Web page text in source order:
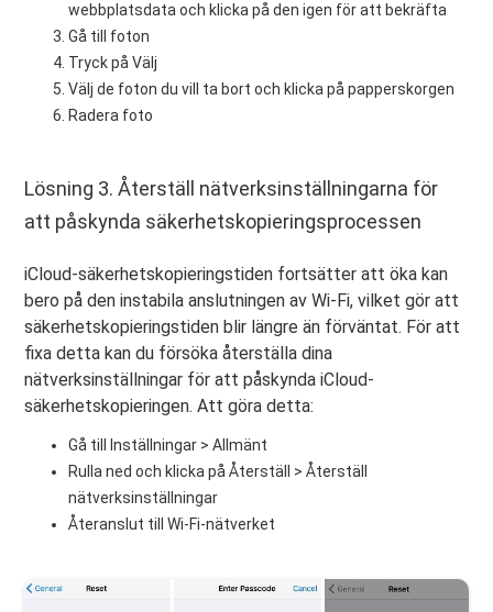
webbplatsdata och klicka på den igen för att bekräfta
Gå till foton
Tryck på Välj
Välj de foton du vill ta bort och klicka på papperskorgen
Radera foto
Lösning 3. Återställ nätverksinställningarna för
att påskynda säkerhetskopieringsprocessen
iCloud-säkerhetskopieringstiden fortsätter att öka kan
bero på den instabila anslutningen av Wi-Fi, vilket gör att
säkerhetskopieringstiden blir längre än förväntat. För att
fixa detta kan du försöka återställa dina
nätverksinställningar för att påskynda iCloud-
säkerhetskopieringen. Att göra detta:
Gå till Inställningar > Allmänt
Rulla ned och klicka på Återställ > Återställ
nätverksinställningar
Återanslut till Wi-Fi-nätverket